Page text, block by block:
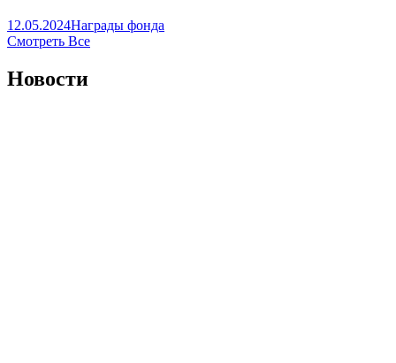
12.05.2024Награды фонда
Смотреть Все
Новости